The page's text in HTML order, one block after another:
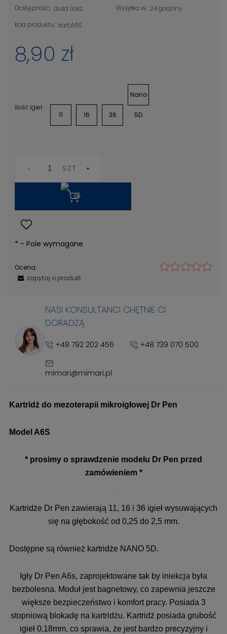
Dostępność: duża ilość Wysyłka w: 24 godziny
Kod produktu: kart.A6S
8,90 zł
ilość igieł:
11
16 36
Nano
5D
SZT.
* - Pole wymagane
Ocena:
zapytaj o produkt
NASI KONSULTANCI CHĘTNIE CI
DORADZĄ
+48 792 202 456 +48 739 070 500
mimari@mimari.pl
Kartridż do mezoterapii mikroigłowej Dr Pen
Model A6S
* prosimy o sprawdzenie modelu Dr Pen przed
zamówieniem *
Kartridże Dr Pen zawierają 11, 16 i 36 igieł wysuwających
się na głębokość od 0,25 do 2,5 mm.
Dostępne są również kartridże NANO 5D.
Igły Dr Pen A6s, zaprojektowane tak by iniekcja była
bezbolesna. Moduł jest bagnetowy, co zapewnia jeszcze
większe bezpieczeństwo i komfort pracy. Posiada 3
stopniową blokadę na kartridżu. Kartridż posiada grubość
igieł 0,18mm, co sprawia, że jest bardzo precyzyjny i